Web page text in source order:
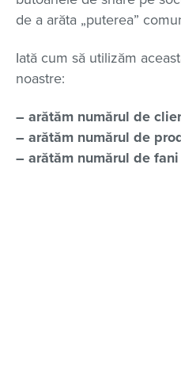
de a arăta „puterea”
Iată cum să utilizăm
noastre:
– arătăm numărul de
– arătăm numărul de
– arătăm numărul de fani